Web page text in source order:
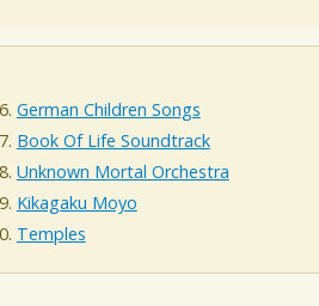
German Children Songs
Book Of Life Soundtrack
Unknown Mortal Orchestra
Kikagaku Moyo
Temples